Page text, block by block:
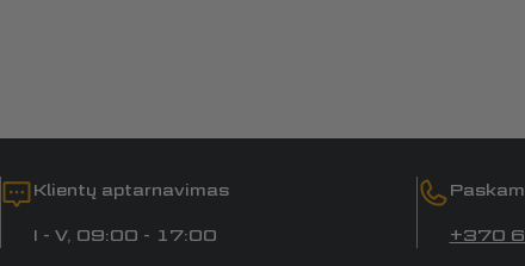
Klientų aptarnavimas
I - V, 09:00 - 17:00 +370